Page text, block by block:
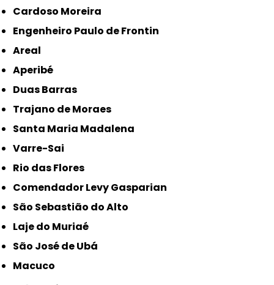
Cardoso Moreira
Engenheiro Paulo de Frontin
Areal
Aperibé
Duas Barras
Trajano de Moraes
Santa Maria Madalena
Varre-Sai
Rio das Flores
Comendador Levy Gasparian
São Sebastião do Alto
Laje do Muriaé
São José de Ubá
Macuco